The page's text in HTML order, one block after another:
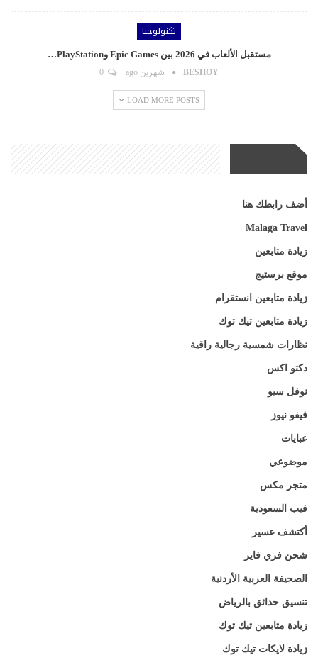
تكنولوجيا
مستقبل الألعاب في 2026 بين Epic Games وPlayStation…
BESHOY شهرين ago
LOAD MORE POSTS
أضف رابطك هنا
Malaga Travel
زيادة متابعين
موقع برستيج
زيادة متابعين انستقرام
زيادة متابعين تيك توك
نظارات شمسية رجالية راقية
دكتو اكس
نوفل سيو
فيفو نيوز
عبايات
موضوعي
متجر مكس
فيب السعودية
أكتشف عسير
شحن فري فاير
الصحيفة العربية الأردنية
تنسيق حدائق بالرياض
زيادة متابعين تيك توك
زيادة لايكات تيك توك